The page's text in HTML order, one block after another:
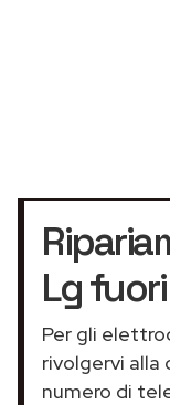
Lg
Per gli
rivolgervi
numero di